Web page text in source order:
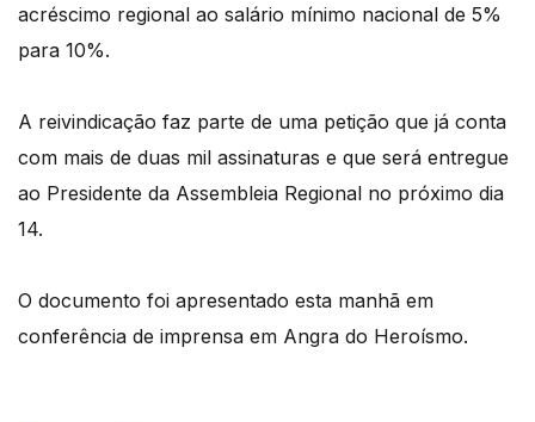
acréscimo regional ao salário mínimo nacional de 5%
para 10%.
A reivindicação faz parte de uma petição que já conta
com mais de duas mil assinaturas e que será entregue
ao Presidente da Assembleia Regional no próximo dia
14.
O documento foi apresentado esta manhã em
conferência de imprensa em Angra do Heroísmo.